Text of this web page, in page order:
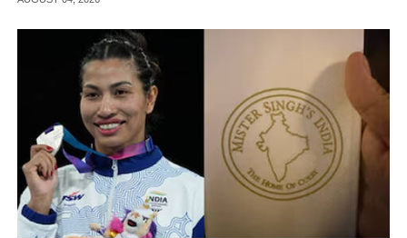
CARTOONS
LITERATURE
ZOOM
CONTACT US